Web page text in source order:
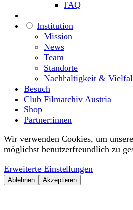
FAQ
Institution
Mission
News
Team
Standorte
Nachhaltigkeit &
Besuch
Club Filmarchiv Austria
Shop
Partner:innen
Wir verwenden Cookies, um
möglichst benutzerfreundlich zu
Erweiterte Einstellungen
Ablehnen Akzeptieren